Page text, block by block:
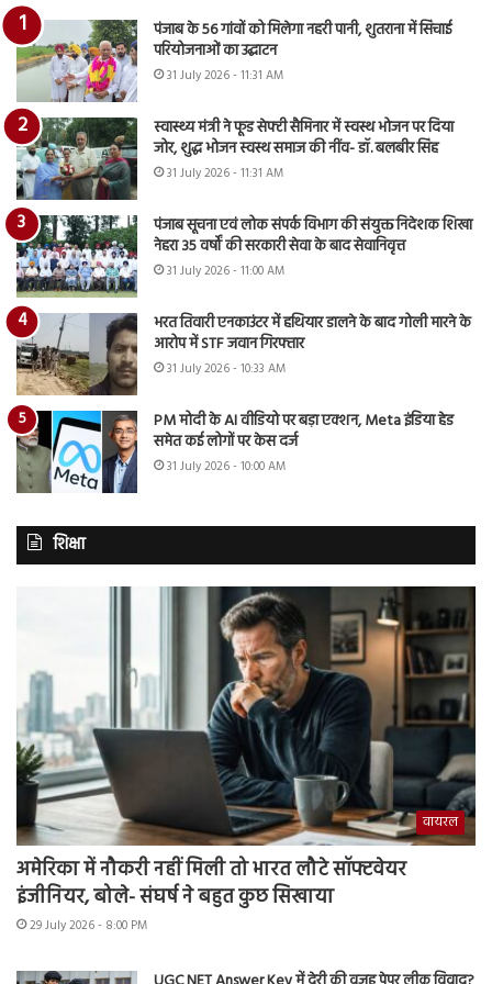
पंजाब के 56 गांवों को मिलेगा नहरी पानी, शुतराना में सिंचाई
परियोजनाओं का उद्घाटन
31 July 2026 - 11:31 AM
स्वास्थ्य मंत्री ने फूड सेफ्टी सैमिनार में स्वस्थ भोजन पर दिया
जोर, शुद्ध भोजन स्वस्थ समाज की नींव- डॉ. बलबीर सिंह
31 July 2026 - 11:31 AM
पंजाब सूचना एवं लोक संपर्क विभाग की संयुक्त निदेशक शिखा
नेहरा 35 वर्षों की सरकारी सेवा के बाद सेवानिवृत्त
31 July 2026 - 11:00 AM
भरत तिवारी एनकाउंटर में हथियार डालने के बाद गोली मारने के
आरोप में STF जवान गिरफ्तार
31 July 2026 - 10:33 AM
PM मोदी के AI वीडियो पर बड़ा एक्शन, Meta इंडिया हेड
समेत कई लोगों पर केस दर्ज
31 July 2026 - 10:00 AM
शिक्षा
वायरल
अमेरिका में नौकरी नहीं मिली तो भारत लौटे सॉफ्टवेयर
इंजीनियर, बोले- संघर्ष ने बहुत कुछ सिखाया
29 July 2026 - 8:00 PM